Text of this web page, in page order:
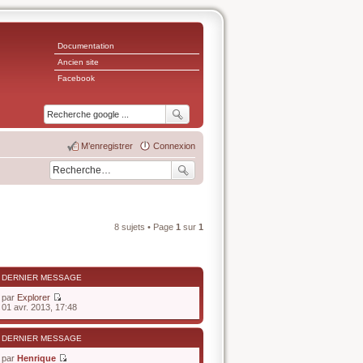
Documentation
Ancien site
Facebook
Connexion
M’enregistrer
8 sujets • Page 1 sur 1
DERNIER MESSAGE
par Explorer
V
i
r
l
e
01 avr. 2013, 17:48
DERNIER MESSAGE
par Henrique